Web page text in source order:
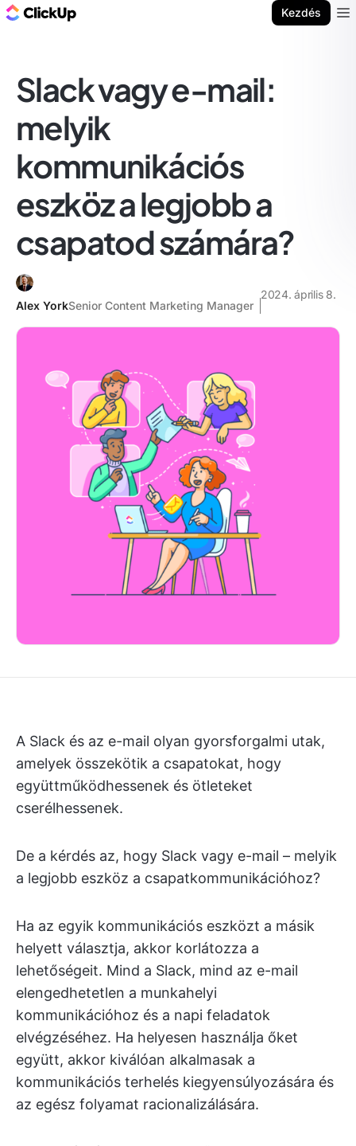
Kezdés
Slack vagy e-mail:
melyik
kommunikációs
eszköz a legjobb a
csapatod számára?
Alex YorkSenior Content Marketing Manager
2024. április 8.
A Slack és az e-mail olyan gyorsforgalmi utak,
amelyek összekötik a csapatokat, hogy
együttműködhessenek és ötleteket
cserélhessenek.
De a kérdés az, hogy Slack vagy e-mail – melyik
a legjobb eszköz a csapatkommunikációhoz?
Ha az egyik kommunikációs eszközt a másik
helyett választja, akkor korlátozza a
lehetőségeit. Mind a Slack, mind az e-mail
elengedhetetlen a munkahelyi
kommunikációhoz és a napi feladatok
elvégzéséhez. Ha helyesen használja őket
együtt, akkor kiválóan alkalmasak a
kommunikációs terhelés kiegyensúlyozására és
az egész folyamat racionalizálására.